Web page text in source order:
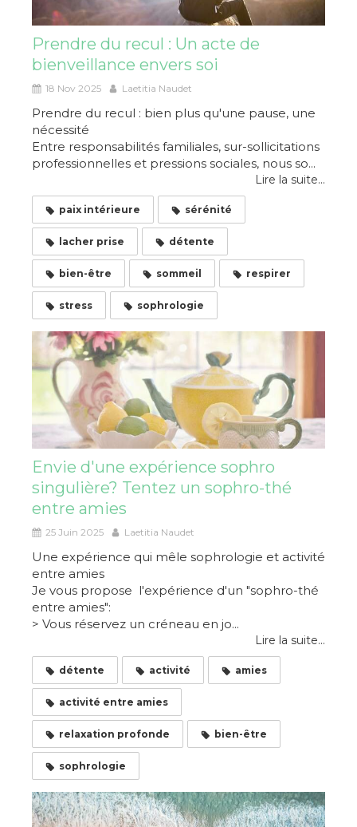
Prendre du recul : Un acte de
bienveillance envers soi
18 Nov 2025 Laetitia Naudet
Prendre du recul : bien plus qu'une pause, une
nécessité
Entre responsabilités familiales, sur-sollicitations
professionnelles et pressions sociales, nous so...
Lire la suite...
paix intérieure sérénité
lacher prise détente
bien-être sommeil respirer
stress sophrologie
Envie d'une expérience sophro
singulière? Tentez un sophro-thé
entre amies
25 Juin 2025 Laetitia Naudet
Une expérience qui mêle sophrologie et activité
entre amies
Je vous propose l'expérience d'un "sophro-thé
entre amies":
> Vous réservez un créneau en jo...
Lire la suite...
détente activité amies
activité entre amies
relaxation profonde bien-être
sophrologie